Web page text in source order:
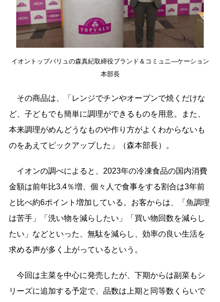
イオントップバリュの森真紀取締役ブランド＆コミュニ―ケーション
本部長
その商品は、「レンジでチンやオーブンで焼くだけな
ど、子どもでも簡単に調理ができるものを用意。また、
本来調理がめんどうなものや作り方がよくわからないも
のをあえてピックアップした」（森本部長）。
イオンの調べによると、2023年の冷凍食品の国内消費
金額は前年比3.4％増、個々人で食事をする割合は3年前
と比べ約6ポイント増加している。お客からは、「魚調理
は苦手」「洗い物を減らしたい」「買い物回数を減らし
たい」などといった、無駄を減らし、効率の良い生活を
求める声が多く上がっているという。
今回は主菜を中心に発売したが、下期からは副菜もシ
リーズに追加する予定で、品数は上期と同等数くらいで